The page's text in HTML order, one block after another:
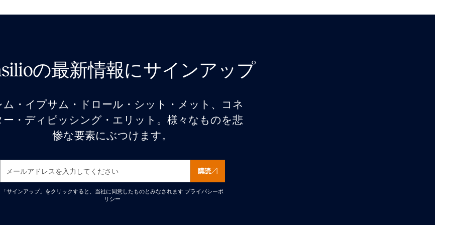
の最新情報にサインアップ
ム・イプサム・ドロール・シット・メット、コネ
ー・ディピッシング・エリット。様々なものを悲
惨な要素にぶつけます。
購読
「サインアップ」をクリックすると、当社に同意したものとみなされます プライバシーポ
リシー